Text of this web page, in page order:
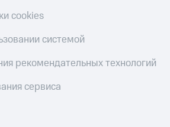
cookies
системой
рекомендательных технологий
сервиса